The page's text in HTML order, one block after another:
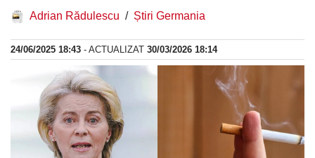
Adrian Rădulescu Știri Germania
24/06/2025 18:43 - ACTUALIZAT 30/03/2026 18:14